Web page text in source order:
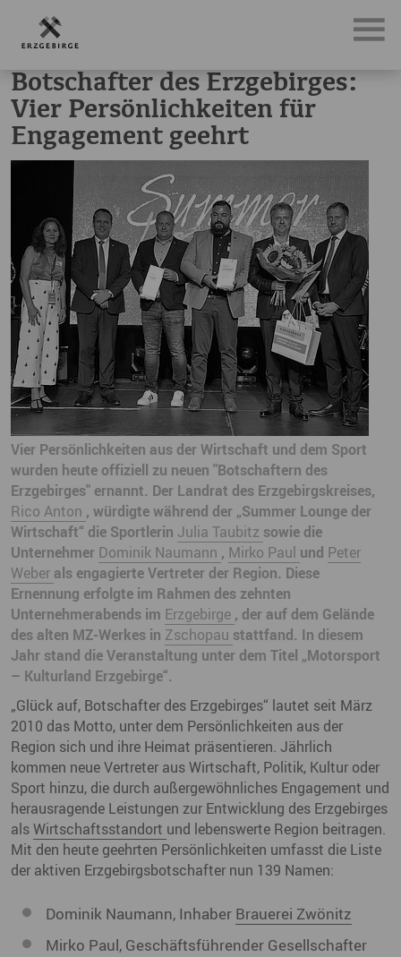
News, Neuigkeiten & Nachrichten aus dem Erzgebirge
Botschafter des Erzgebirges:
Vier Persönlichkeiten für
Engagement geehrt
Vier Persönlichkeiten aus der Wirtschaft und dem Sport
wurden heute offiziell zu neuen "Botschaftern des
Erzgebirges" ernannt. Der Landrat des Erzgebirgskreises,
Rico Anton , würdigte während der „Summer Lounge der
Wirtschaft“ die Sportlerin Julia Taubitz sowie die
Unternehmer Dominik Naumann , Mirko Paul und Peter
Weberals engagierte Vertreter der Region. Diese
Ernennung erfolgte im Rahmen des zehnten
Unternehmerabends im Erzgebirge , der auf dem Gelände
des alten MZ-Werkes in Zschopau stattfand. In diesem
Jahr stand die Veranstaltung unter dem Titel „Motorsport
– Kulturland Erzgebirge“.
„Glück auf, Botschafter des Erzgebirges“ lautet seit März
2010 das Motto, unter dem Persönlichkeiten aus der
Region sich und ihre Heimat präsentieren. Jährlich
kommen neue Vertreter aus Wirtschaft, Politik, Kultur oder
Sport hinzu, die durch außergewöhnliches Engagement und
herausragende Leistungen zur Entwicklung des Erzgebirges
alsWirtschaftsstandort und lebenswerte Region beitragen.
Mit den heute geehrten Persönlichkeiten umfasst die Liste
der aktiven Erzgebirgsbotschafter nun 139 Namen:
Dominik Naumann, Inhaber Brauerei Zwönitz
Mirko Paul, Geschäftsführender Gesellschafter